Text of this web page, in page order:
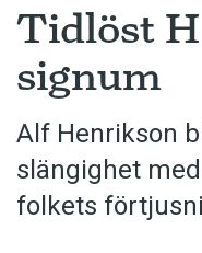
Tidlöst
signum
Alf Henrikson
slängighet
folkets